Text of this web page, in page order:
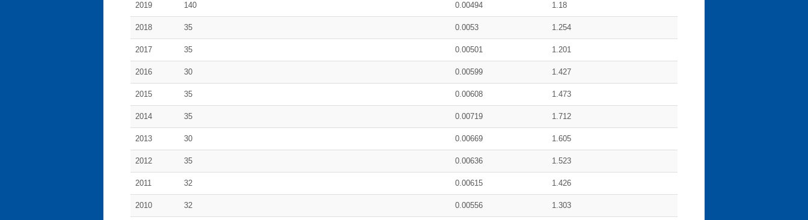
2019 140 0.00494 1.18
2018 35 0.0053 1.254
2017 35 0.00501 1.201
2016 30 0.00599 1.427
2015 35 0.00608 1.473
2014 35 0.00719 1.712
2013 30 0.00669 1.605
2012 35 0.00636 1.523
2011 32 0.00615 1.426
2010 32 0.00556 1.303